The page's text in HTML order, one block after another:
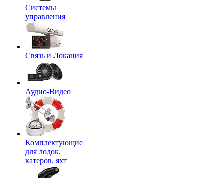
Системы
управления
Связь и Локация
Аудио-Видео
Комплектующие
для лодок,
катеров, яхт